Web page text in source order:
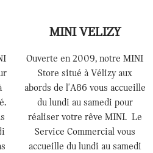
MINI VELIZY
Ouverte en 2009, notre MINI
Store situé à Vélizy aux
abords de l'A86 vous accueille
du lundi au samedi pour
réaliser votre rêve MINI. Le
Service Commercial vous
accueille du lundi au samedi